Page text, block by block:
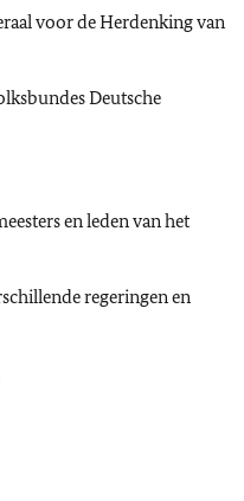
voor de Herdenking van
Deutsche
en leden van het
regeringen en